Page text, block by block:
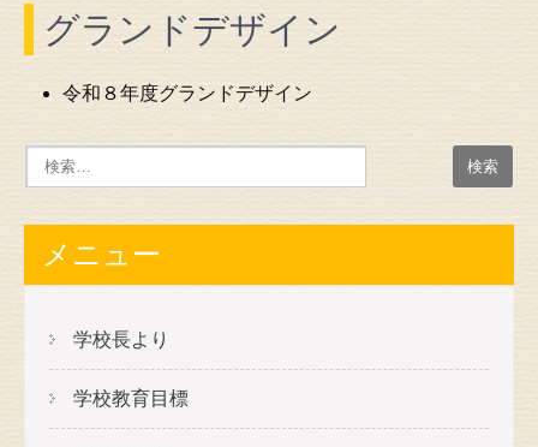
グランドデザイン
令和８年度グランドデザイン
メニュー
学校長より
学校教育目標